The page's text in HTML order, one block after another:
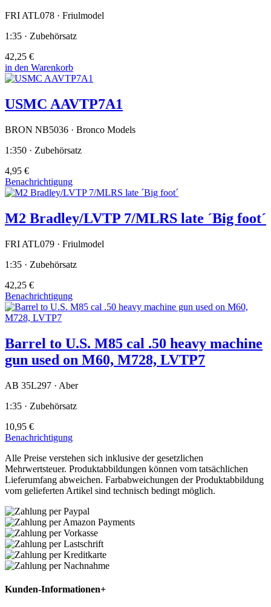
FRI ATL078 · Friulmodel
1:35 · Zubehörsatz
42,25 €
in den Warenkorb
USMC AAVTP7A1
BRON NB5036 · Bronco Models
1:350 · Zubehörsatz
4,95 €
Benachrichtigung
M2 Bradley/LVTP 7/MLRS late ´Big foot´
FRI ATL079 · Friulmodel
1:35 · Zubehörsatz
42,25 €
Benachrichtigung
Barrel to U.S. M85 cal .50 heavy machine
gun used on M60, M728, LVTP7
AB 35L297 · Aber
1:35 · Zubehörsatz
10,95 €
Benachrichtigung
Alle Preise verstehen sich inklusive der gesetzlichen
Mehrwertsteuer. Produktabbildungen können vom tatsächlichen
Lieferumfang abweichen. Farbabweichungen der Produktabbildung
vom gelieferten Artikel sind technisch bedingt möglich.
Kunden-Informationen+